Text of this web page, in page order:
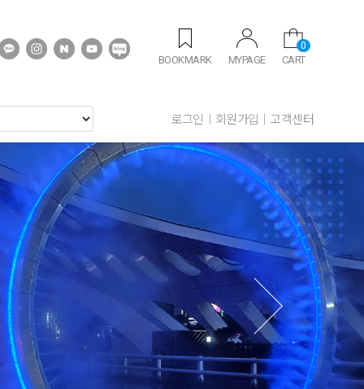
BOOKMARK MYPAGE CART
0
로그인 회원가입 고객센터